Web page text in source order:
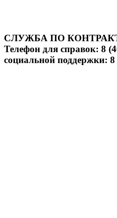
СЛУЖБА ПО
Телефон для справок: 8
социальной поддержки: 8